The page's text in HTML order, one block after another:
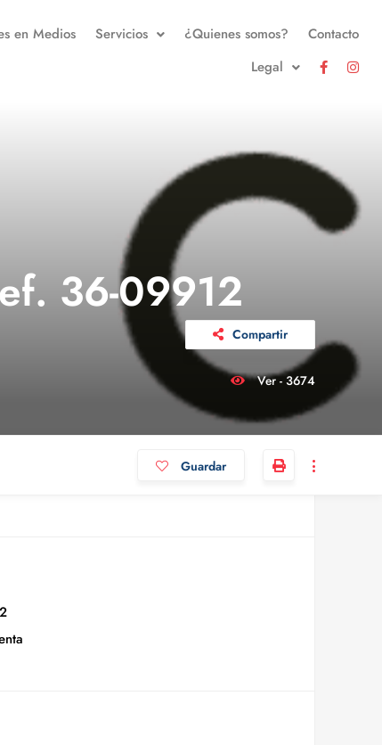
en Medios Servicios ¿Quienes somos?
Contacto
Legal
36-09912
Compartir
Ver - 3674
Guardar
2